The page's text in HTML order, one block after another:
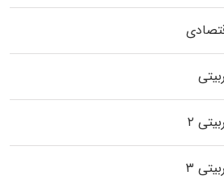
۲
۳